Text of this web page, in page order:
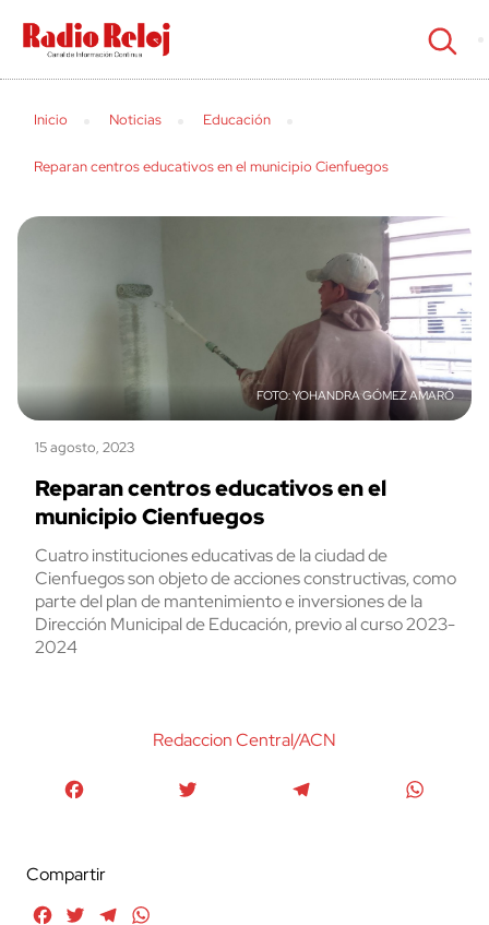
cerrar
Inicio Noticias Educación
Reparan centros educativos en el municipio Cienfuegos
YOHANDRA GÓMEZ AMARÓ
15 agosto, 2023
Reparan centros educativos en el
municipio Cienfuegos
Cuatro instituciones educativas de la ciudad de
Cienfuegos son objeto de acciones constructivas, como
parte del plan de mantenimiento e inversiones de la
Dirección Municipal de Educación, previo al curso 2023-
2024
Redaccion Central/ACN
Compartir
FacebookTwitterTelegram